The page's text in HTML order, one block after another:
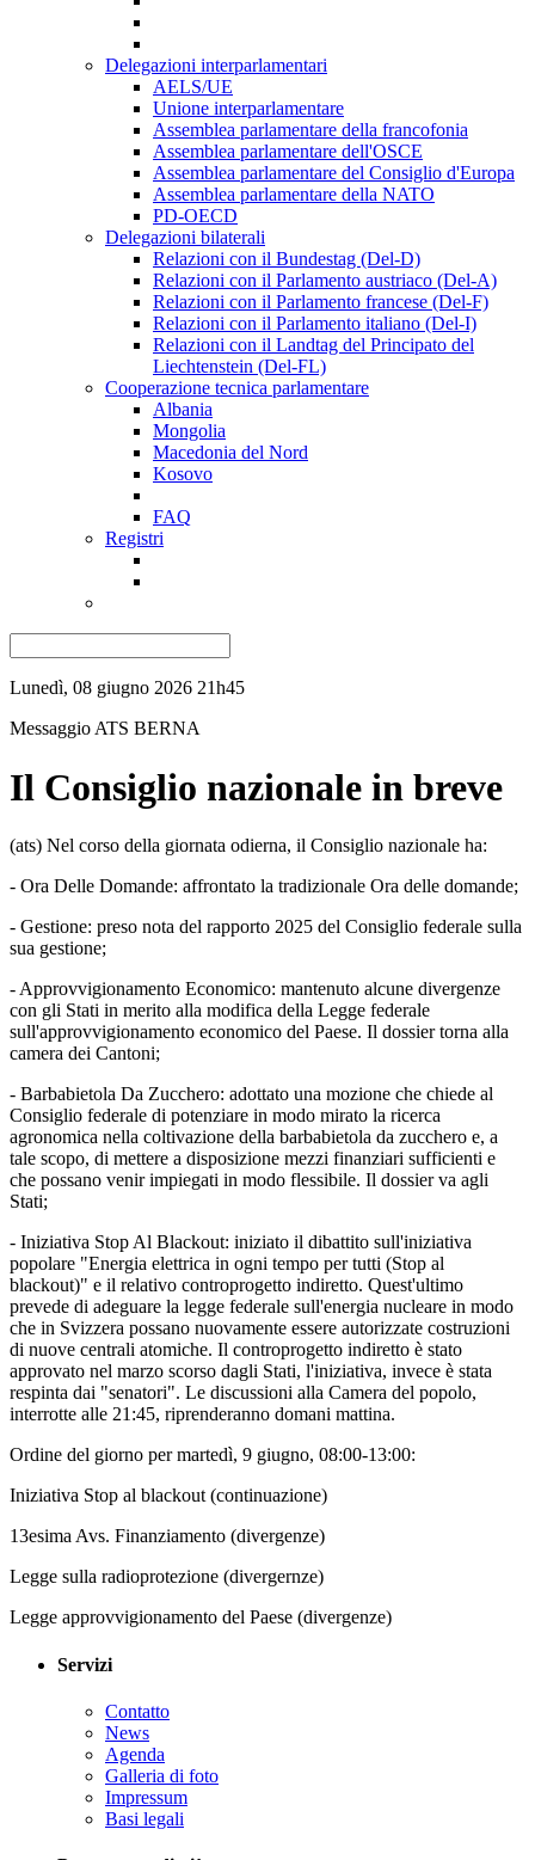
Delegazioni interparlamentari
AELS/UE
Unione interparlamentare
Assemblea parlamentare della francofonia
Assemblea parlamentare dell'OSCE
Assemblea parlamentare del Consiglio d'Europa
Assemblea parlamentare della NATO
PD-OECD
Delegazioni bilaterali
Relazioni con il Bundestag (Del-D)
Relazioni con il Parlamento austriaco (Del-A)
Relazioni con il Parlamento francese (Del-F)
Relazioni con il Parlamento italiano (Del-I)
Relazioni con il Landtag del Principato del
Liechtenstein (Del-FL)
Cooperazione tecnica parlamentare
Albania
Mongolia
Macedonia del Nord
Kosovo
FAQ
Registri
Lunedì, 08 giugno 2026 21h45
Messaggio ATS BERNA
Il Consiglio nazionale in breve
(ats) Nel corso della giornata odierna, il Consiglio nazionale ha:
- Ora Delle Domande: affrontato la tradizionale Ora delle domande;
- Gestione: preso nota del rapporto 2025 del Consiglio federale sulla
sua gestione;
- Approvvigionamento Economico: mantenuto alcune divergenze
con gli Stati in merito alla modifica della Legge federale
sull'approvvigionamento economico del Paese. Il dossier torna alla
camera dei Cantoni;
- Barbabietola Da Zucchero: adottato una mozione che chiede al
Consiglio federale di potenziare in modo mirato la ricerca
agronomica nella coltivazione della barbabietola da zucchero e, a
tale scopo, di mettere a disposizione mezzi finanziari sufficienti e
che possano venir impiegati in modo flessibile. Il dossier va agli
Stati;
- Iniziativa Stop Al Blackout: iniziato il dibattito sull'iniziativa
popolare "Energia elettrica in ogni tempo per tutti (Stop al
blackout)" e il relativo controprogetto indiretto. Quest'ultimo
prevede di adeguare la legge federale sull'energia nucleare in modo
che in Svizzera possano nuovamente essere autorizzate costruzioni
di nuove centrali atomiche. Il controprogetto indiretto è stato
approvato nel marzo scorso dagli Stati, l'iniziativa, invece è stata
respinta dai "senatori". Le discussioni alla Camera del popolo,
interrotte alle 21:45, riprenderanno domani mattina.
Ordine del giorno per martedì, 9 giugno, 08:00-13:00:
Iniziativa Stop al blackout (continuazione)
13esima Avs. Finanziamento (divergenze)
Legge sulla radioprotezione (divergernze)
Legge approvvigionamento del Paese (divergenze)
Servizi
Contatto
News
Agenda
Galleria di foto
Impressum
Basi legali